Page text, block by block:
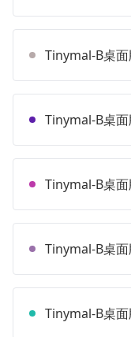
Tinymal-B桌
Tinymal-B桌
Tinymal-B桌
Tinymal-B桌
Tinymal-B桌